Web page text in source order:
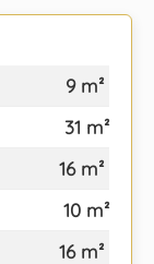
9 m²
31 m²
16 m²
10 m²
16 m²